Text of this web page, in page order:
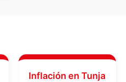
Inflación en Tunja